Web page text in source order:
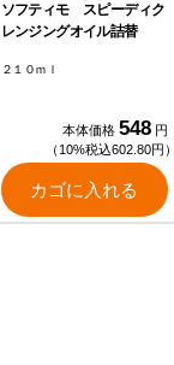
ソフティモ スピーディク
レンジングオイル詰替
２１０ｍｌ
本体価格 548 円
（10%税込602.80円
カゴに入れる